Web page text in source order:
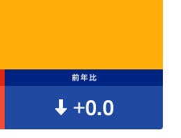
前年比
+0.0